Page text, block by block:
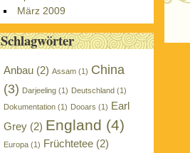
März 2009
Schlagwörter
Anbau (2) Assam (1) China
(3) Darjeeling (1) Deutschland (1)
Dokumentation (1) Dooars (1) Earl
Grey (2) England (4)
Europa (1) Früchtetee (2)